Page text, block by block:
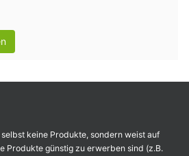
keine Produkte, sondern weist auf
Produkte günstig zu erwerben sind (z.B.